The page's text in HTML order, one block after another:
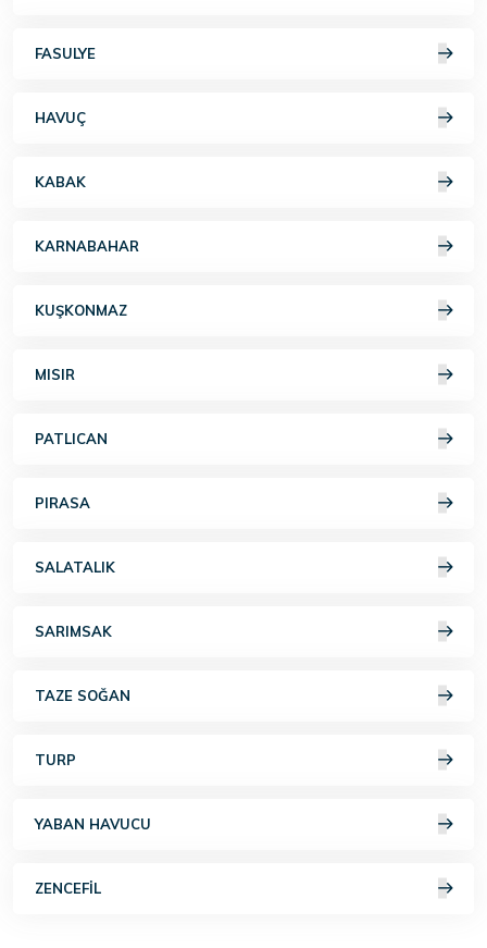
FASULYE
HAVUÇ
KABAK
KARNABAHAR
KUŞKONMAZ
MISIR
PATLICAN
PIRASA
SALATALIK
SARIMSAK
TAZE SOĞAN
TURP
YABAN HAVUCU
ZENCEFIL